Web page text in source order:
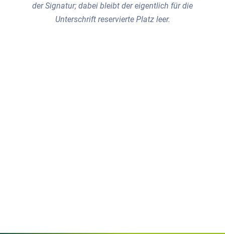
der Signatur; dabei bleibt der eigentlich für die
Unterschrift reservierte Platz leer.